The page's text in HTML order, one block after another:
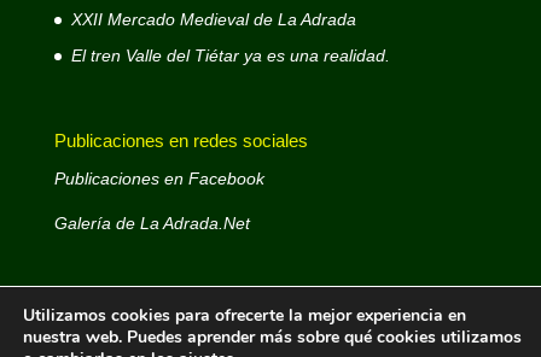
XXII Mercado Medieval de La Adrada
El tren Valle del Tiétar ya es una realidad.
Publicaciones en redes sociales
Publicaciones en Facebook
Galería de La Adrada.Net
Utilizamos cookies para ofrecerte la mejor experiencia en
nuestra web. Puedes aprender más sobre qué cookies utilizamos